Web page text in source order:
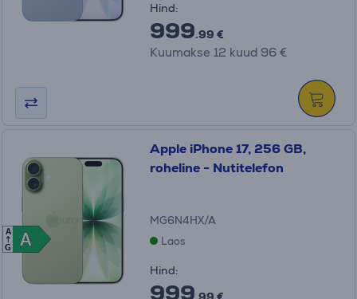
Hind:
999.99 €
Kuumakse 12 kuud 96 €
A
A
A
G
Apple iPhone 17, 256 GB,
roheline - Nutitelefon
MG6N4HX/A
Laos
Hind:
999